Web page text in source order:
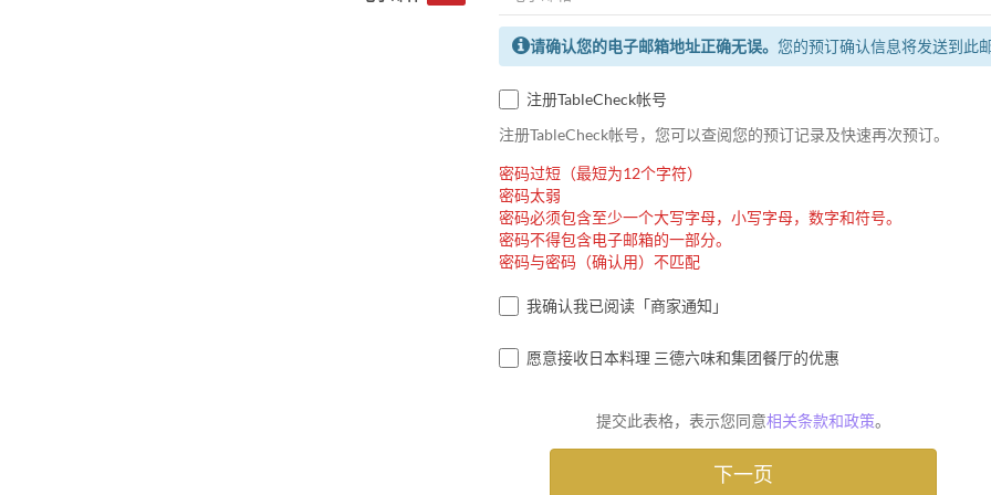
请确认您的电子邮箱地址正确无误。 您的预订确认信息将发送到此
注册TableCheck帐号
注册TableCheck帐号，您可以查阅您的预订记录及快速再次预订。
密码过短（最短为12个字符）
密码太弱
密码必须包含至少一个大写字母，小写字母，数字和符号。
密码不得包含电子邮箱的一部分。
密码与密码（确认用）不匹配
我确认我已阅读「商家通知」
愿意接收日本料理 三德六味和集团餐厅的优惠
提交此表格，表示您同意相关条款和政策。